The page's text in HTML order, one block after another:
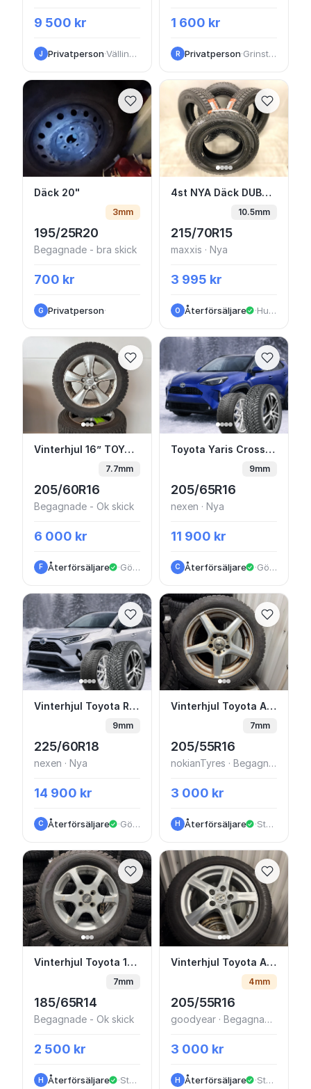
9 500 kr
J Privatperson· Vällingbyvägen
1 600 kr
R Privatperson· Grinstad Hede
Däck 20"
Däck 20"
3mm
195/25R20
Begagnade - bra skick
700 kr
G Privatperson·
4st NYA Däck DUBB
4st NYA Däck DUBB 215/70 R15C 109/107Q 8PR Maxxis MASLW Presa Spike LT
10.5mm
215/70R15
maxxis · Nya
3 995 kr
O Återförsäljare · Huskvarna
Vinterhjul 16” TOYOTA Avensis Dubb på
Vinterhjul 16” TOYOTA Avensis Dubb på originalfälg
7.7mm
205/60R16
Begagnade - Ok skick
6 000 kr
F Återförsäljare · Göteborg
Toyota Yaris Cross -
Toyota Yaris Cross - Alufälg & vinterdäck FRÅN 11.900
9mm
205/65R16
nexen · Nya
11 900 kr
C Återförsäljare · Göteborg
Vinterhjul Toyota Rav 4 - Alufälg &
Vinterhjul Toyota Rav 4 - Alufälg & vinterdäck FRÅN 14.900
9mm
225/60R18
nexen · Nya
14 900 kr
C Återförsäljare · Göteborg
Vinterhjul Toyota
Vinterhjul Toyota Auris 16” Dubb
7mm
205/55R16
nokianTyres · Begagnade - Ok skick
3 000 kr
H Återförsäljare · Stockholm
Vinterhjul Toyota 14” Dubb
Vinterhjul Toyota 14” Dubb
7mm
185/65R14
Begagnade - Ok skick
2 500 kr
H Återförsäljare · Stockholm
Vinterhjul Toyota
Vinterhjul Toyota Auris 16” Friktion
4mm
205/55R16
goodyear · Begagnade - Ok skick
3 000 kr
H Återförsäljare · Stockholm